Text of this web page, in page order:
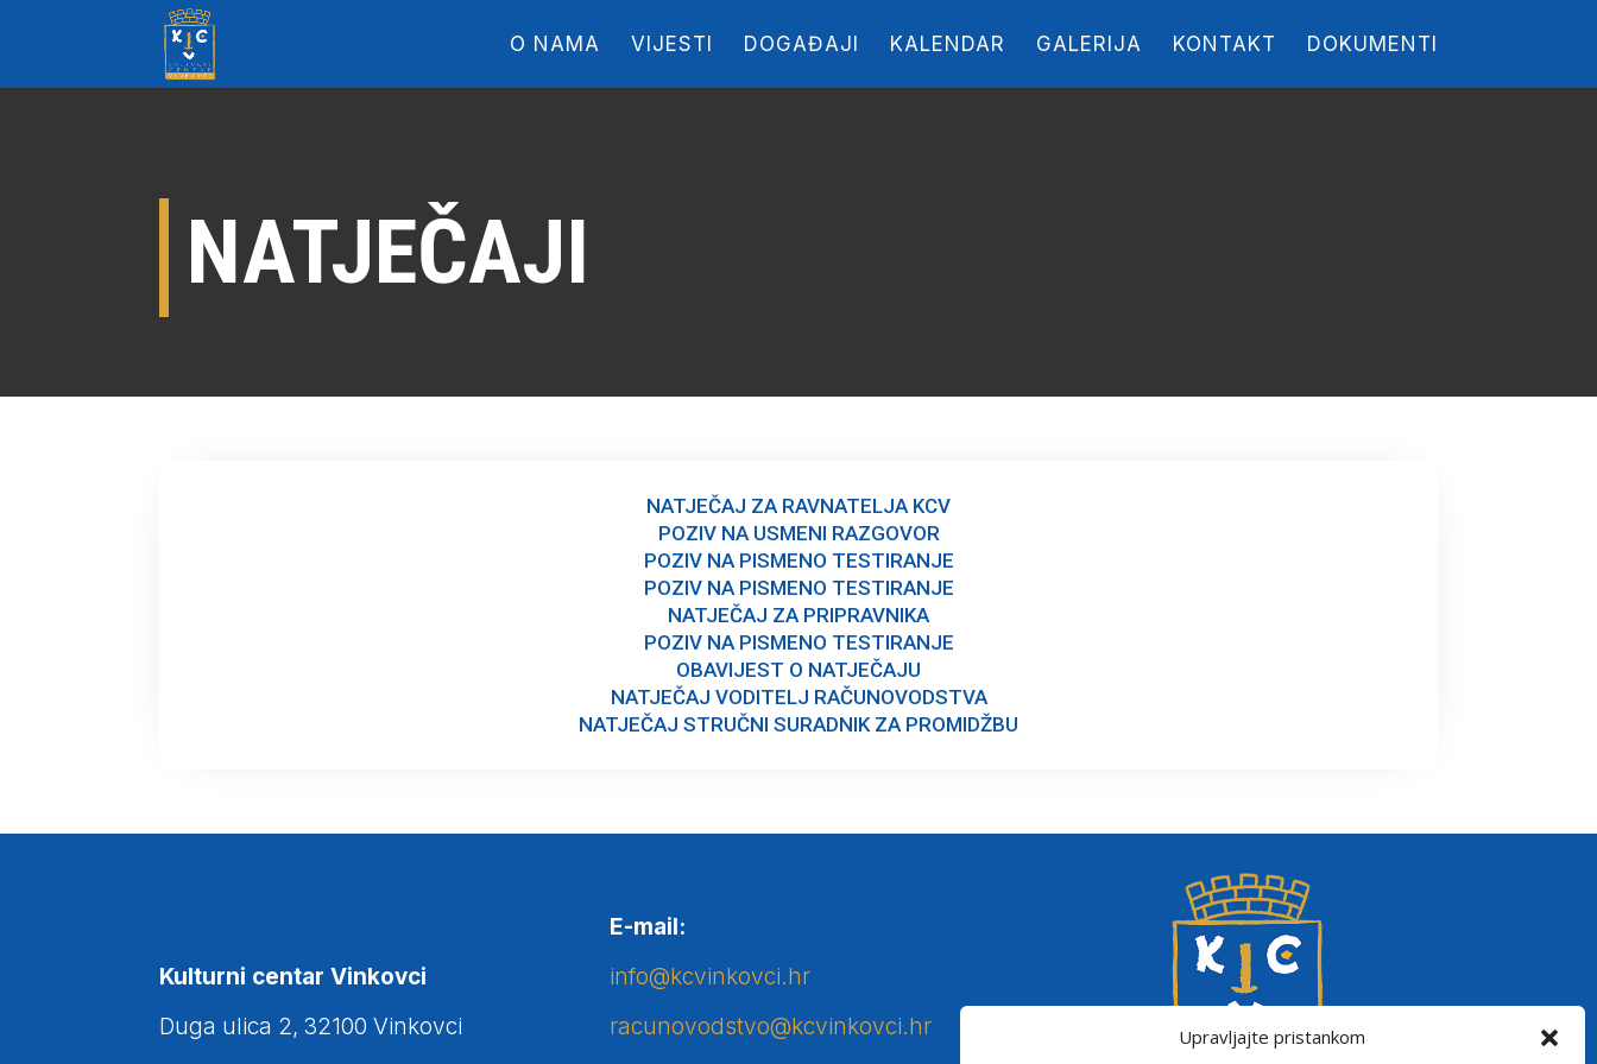
Upravljajte pristankom
O NAMA VIJESTI DOGAĐAJI KALENDAR GALERIJA KONTAKT DOKUMENTI
NATJEČAJI
NATJEČAJ ZA RAVNATELJA KCV
POZIV NA USMENI RAZGOVOR
POZIV NA PISMENO TESTIRANJE
POZIV NA PISMENO TESTIRANJE
NATJEČAJ ZA PRIPRAVNIKA
POZIV NA PISMENO TESTIRANJE
OBAVIJEST O NATJEČAJU
NATJEČAJ VODITELJ RAČUNOVODSTVA
NATJEČAJ STRUČNI SURADNIK ZA PROMIDŽBU
Kulturni centar Vinkovci
Duga ulica 2, 32100 Vinkovci
E-mail:
info@kcvinkovci.hr
racunovodstvo@kcvinkovci.hr